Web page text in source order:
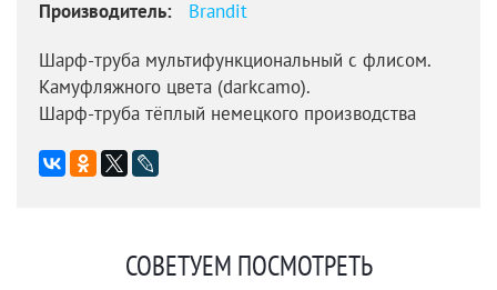
Производитель:
Brandit
Шарф-труба мультифункциональный с флисом.
Камуфляжного цвета (darkcamo).
Шарф-труба тёплый немецкого производства
СОВЕТУЕМ ПОСМОТРЕТЬ